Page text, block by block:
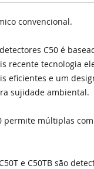
convencional.
C50 é
recente tecnologia
eficientes e um
sujidade ambiental.
permite múltiplas
e C50TB são